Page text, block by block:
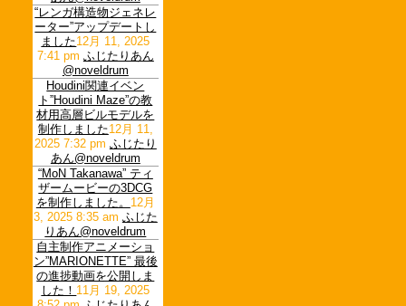
“レンガ構造物ジェネレ
ーター”アップデートし
ました12月 11, 2025
7:41 pm ふじたりあん
@noveldrum
Houdini関連イベン
ト”Houdini Maze”の教
材用高層ビルモデルを
制作しました12月 11,
2025 7:32 pm ふじたり
あん@noveldrum
“MoN Takanawa” ティ
ザームービーの3DCG
を制作しました。 12月
3, 2025 8:35 am ふじた
りあん@noveldrum
自主制作アニメーショ
ン”MARIONETTE” 最後
の進捗動画を公開しま
した！ 11月 19, 2025